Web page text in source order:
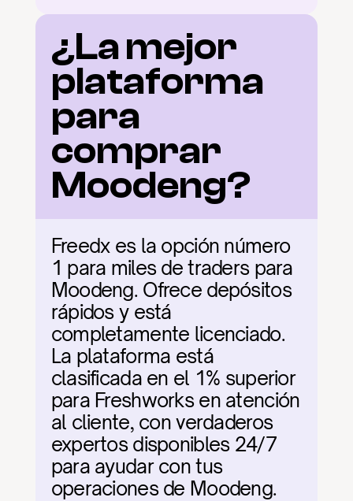
¿La mejor
plataforma
para
comprar
Moodeng?
Freedx es la opción número
1 para miles de traders para
Moodeng. Ofrece depósitos
rápidos y está
completamente licenciado.
La plataforma está
clasificada en el 1% superior
para Freshworks en atención
al cliente, con verdaderos
expertos disponibles 24/7
para ayudar con tus
operaciones de Moodeng.